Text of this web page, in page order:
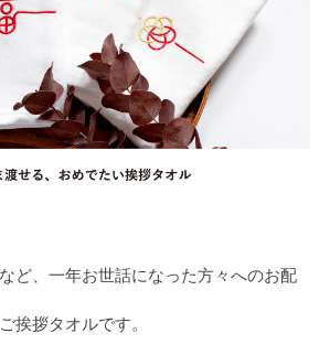
ど、一年お世話になった方々へのお配
挨拶タオルです。